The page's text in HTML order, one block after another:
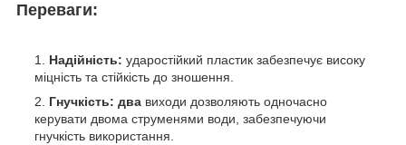
Переваги:
Надійність: ударостійкий пластик забезпечує високу
міцність та стійкість до зношення.
Гнучкість: два виходи дозволяють одночасно
керувати двома струменями води, забезпечуючи
гнучкість використання.